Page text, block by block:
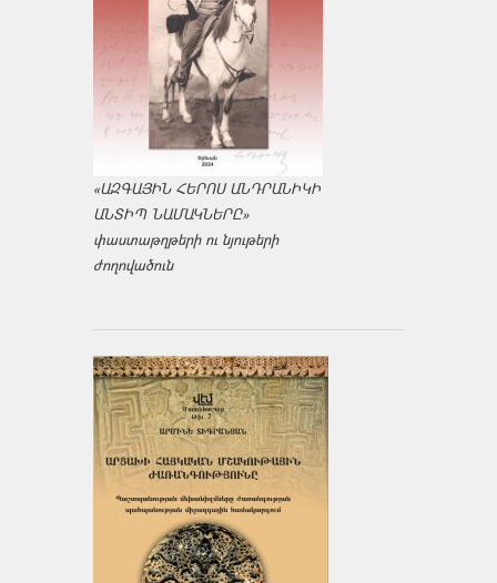
«ԱԶԳԱՅԻՆ ՀԵՐՈՍ ԱՆԴՐԱՆԻԿԻ
ԱՆՏԻՊ ՆԱՄԱԿՆԵՐԸ»
փաստաթղթերի ու նյութերի
ժողովածուն